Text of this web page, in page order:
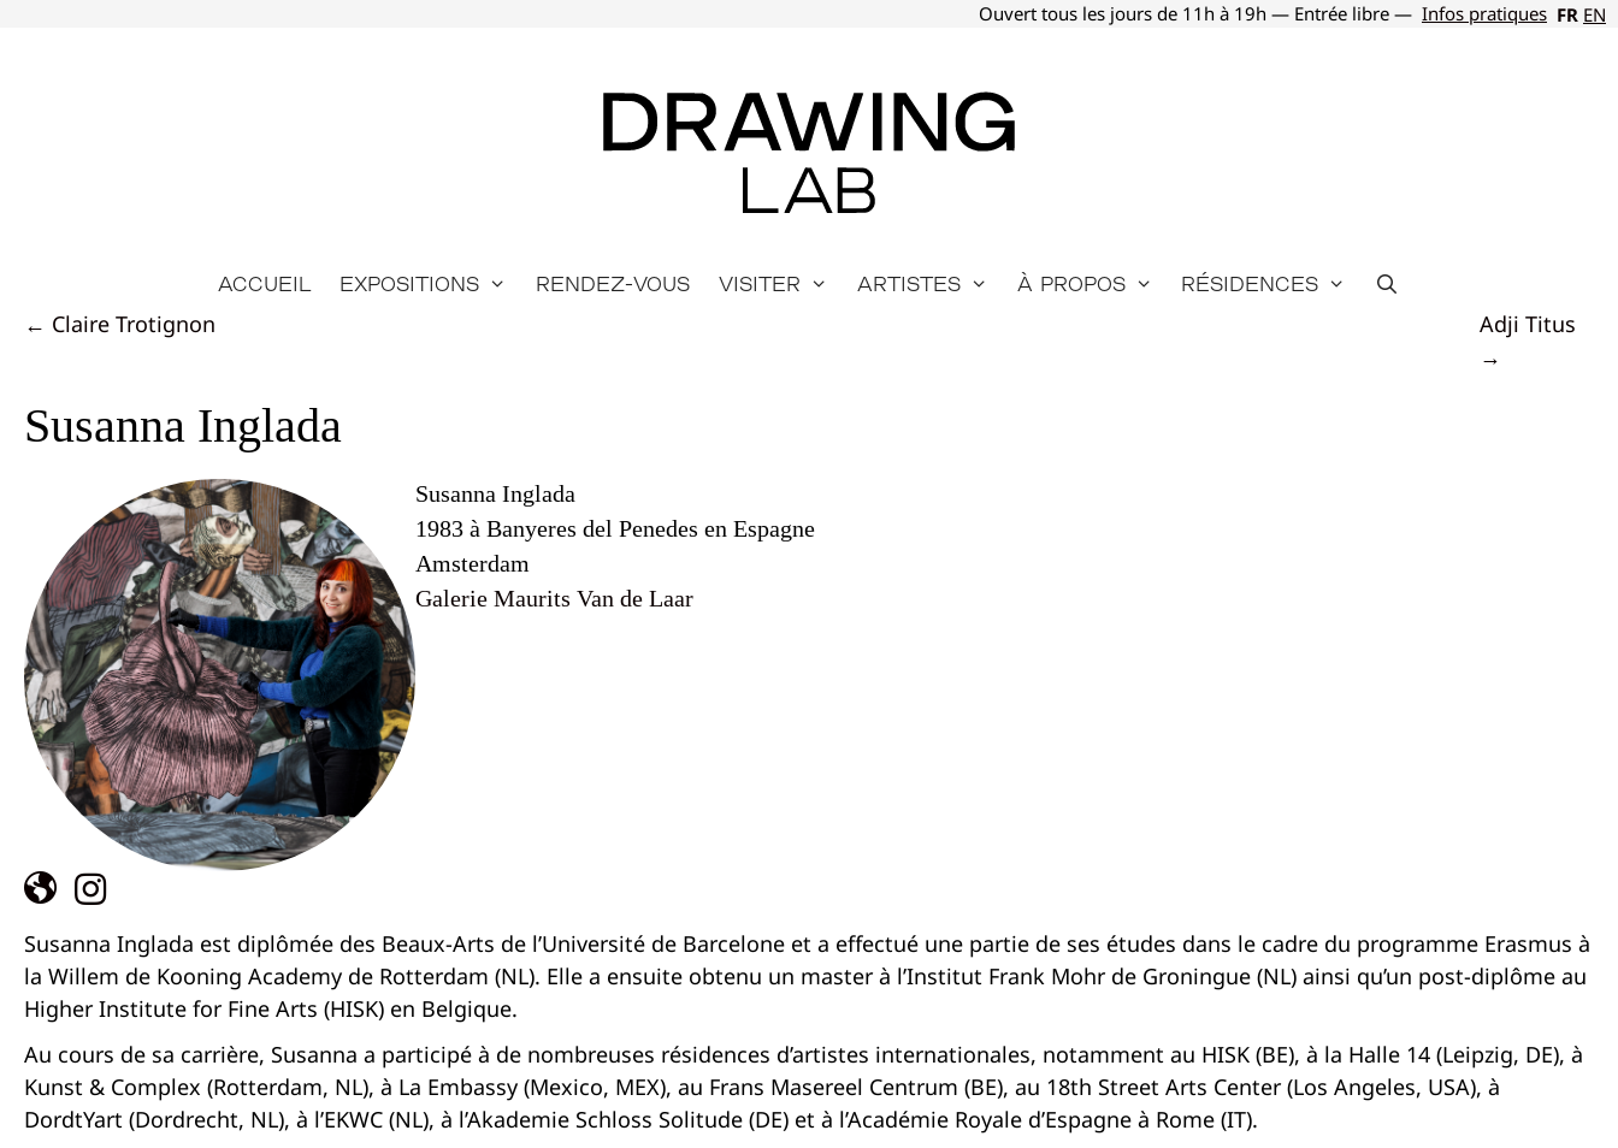
Ouvert tous les jours de 11h à 19h — Entrée libre — Infos pratiques FR EN
Accueil Expositions Rendez-vous Visiter Artistes À propos Résidences
Posts
← Claire Trotignon
Adji Titus
→
Susanna Inglada
Susanna Inglada
1983 à Banyeres del Penedes en Espagne
Amsterdam
Galerie Maurits Van de Laar
Susanna Inglada est diplômée des Beaux-Arts de l’Université de Barcelone et a effectué une partie de ses études dans le cadre du programme Erasmus à
la Willem de Kooning Academy de Rotterdam (NL). Elle a ensuite obtenu un master à l’Institut Frank Mohr de Groningue (NL) ainsi qu’un post-diplôme au
Higher Institute for Fine Arts (HISK) en Belgique.
Au cours de sa carrière, Susanna a participé à de nombreuses résidences d’artistes internationales, notamment au HISK (BE), à la Halle 14 (Leipzig, DE), à
Kunst & Complex (Rotterdam, NL), à La Embassy (Mexico, MEX), au Frans Masereel Centrum (BE), au 18th Street Arts Center (Los Angeles, USA), à
DordtYart (Dordrecht, NL), à l’EKWC (NL), à l’Akademie Schloss Solitude (DE) et à l’Académie Royale d’Espagne à Rome (IT).